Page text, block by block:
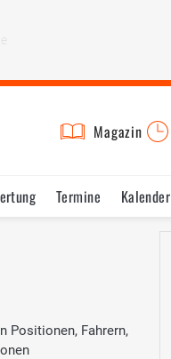
Magazin
Termine Kalender
Positionen, Fahrern,